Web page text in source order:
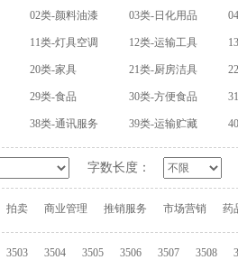
02类-颜料油漆 03类-日化用品
11类-灯具空调 12类-运输工具
20类-家具 21类-厨房洁具
29类-食品 30类-方便食品
38类-通讯服务 39类-运输贮藏
字数长度：
拍卖 商业管理 推销服务 市场营销 药
3503 3504 3505 3506 3507 3508